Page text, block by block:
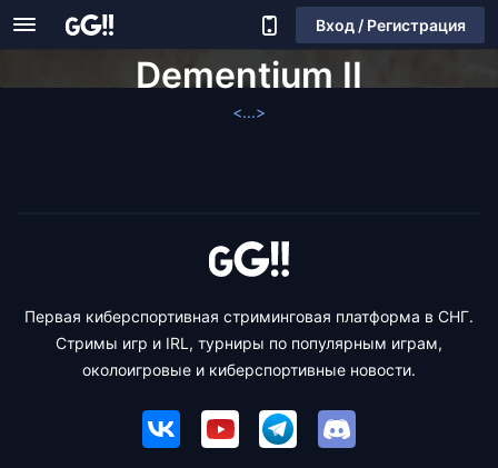
Вход / Регистрация
Dementium II
<...>
Первая киберспортивная стриминговая платформа в СНГ.
Стримы игр и IRL, турниры по популярным играм,
околоигровые и киберспортивные новости.